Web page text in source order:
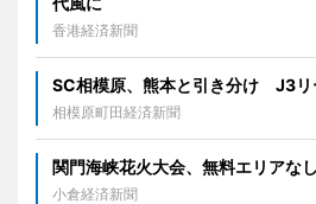
香港経済新聞
SC相模原、熊本と引き分け J3リ
相模原町田経済新聞
関門海峡花火大会、無料エリアな
小倉経済新聞